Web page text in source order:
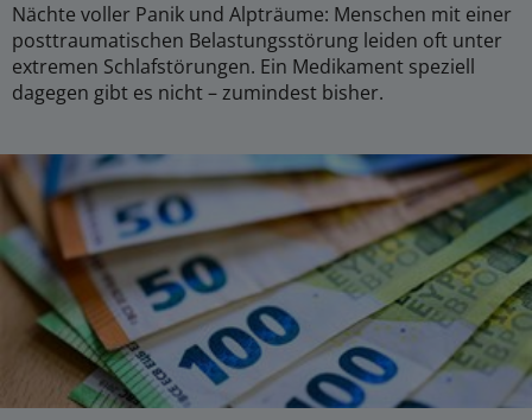
Nächte voller Panik und Alpträume: Menschen mit einer
posttraumatischen Belastungsstörung leiden oft unter
extremen Schlafstörungen. Ein Medikament speziell
dagegen gibt es nicht – zumindest bisher.